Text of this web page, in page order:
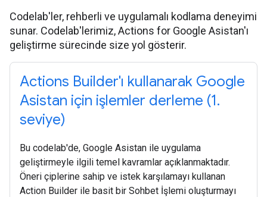
Codelab'ler, rehberli ve uygulamalı kodlama deneyimi
sunar. Codelab'lerimiz, Actions for Google Asistan'ı
geliştirme sürecinde size yol gösterir.
Actions Builder'ı kullanarak Google
Asistan için işlemler derleme (1.
seviye)
Bu codelab'de, Google Asistan ile uygulama
geliştirmeyle ilgili temel kavramlar açıklanmaktadır.
Öneri çiplerine sahip ve istek karşılamayı kullanan
Action Builder ile basit bir Sohbet İşlemi oluşturmayı